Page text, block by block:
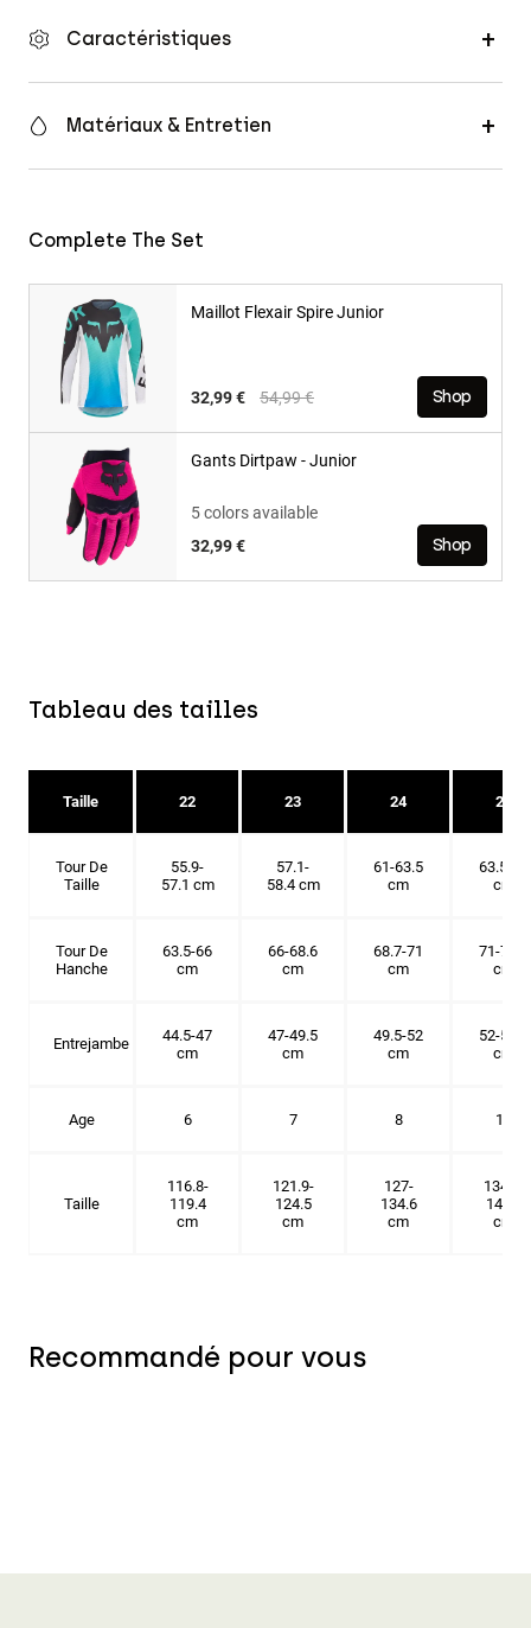
Caractéristiques
Matériaux & Entretien
Complete The Set
Maillot Flexair Spire Junior
Price reduced from
54,99 €to
32,99 € Shop
Gants Dirtpaw - Junior
5 colors available
32,99 €
Shop
Tableau des tailles
Taille 22 23 24 25
Tour De
Taille
55.9-
57.1 cm
57.1-
58.4 cm
61-63.5
cm
63.5-66
cm
Tour De
Hanche
63.5-66
cm
66-68.6
cm
68.7-71
cm
71-73.6
cm
Entrejambe
44.5-47
cm
47-49.5
cm
49.5-52
cm
52-54.6
cm
Age 6 7 8 10
Taille
116.8-
119.4
cm
121.9-
124.5
cm
127-
134.6
cm
134.6-
142.2
cm
Recommandé pour vous